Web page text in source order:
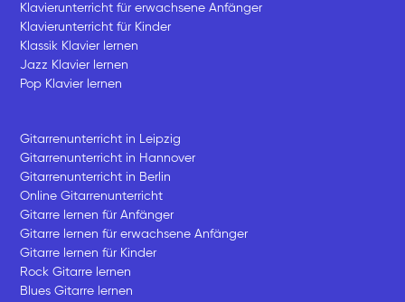
Klavierunterricht für erwachsene Anfänger
Klavierunterricht für Kinder
Klassik Klavier lernen
Jazz Klavier lernen
Pop Klavier lernen
Gitarrenunterricht in Leipzig
Gitarrenunterricht in Hannover
Gitarrenunterricht in Berlin
Online Gitarrenunterricht
Gitarre lernen für Anfänger
Gitarre lernen für erwachsene Anfänger
Gitarre lernen für Kinder
Rock Gitarre lernen
Blues Gitarre lernen